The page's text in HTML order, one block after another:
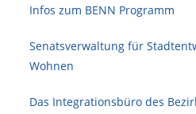
Infos zum BENN Programm
Senatsverwaltung für
Wohnen
Das Integrationsbüro des